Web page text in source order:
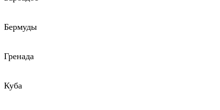
Бермуды
Гренада
Куба